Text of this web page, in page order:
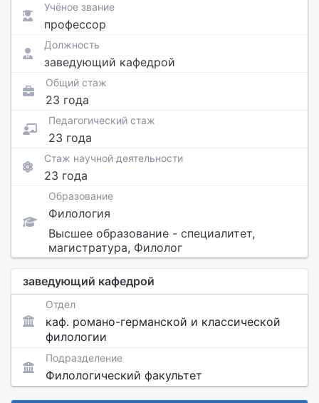
Учёное звание
профессор
Должность
заведующий кафедрой
Общий стаж
23 года
Педагогический стаж
23 года
Стаж научной деятельности
23 года
Образование
Филология
Высшее образование - специалитет,
магистратура, Филолог
заведующий кафедрой
Отдел
каф. романо-германской и классической
филологии
Подразделение
Филологический факультет